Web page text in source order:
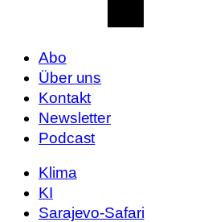
Abo
Über uns
Kontakt
Newsletter
Podcast
Klima
KI
Sarajevo-Safari